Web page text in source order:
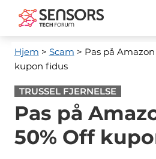
Hjem > Scam > Pas på
kupon fidus
TRUSSEL FJERNELSE
Pas på
50% Off